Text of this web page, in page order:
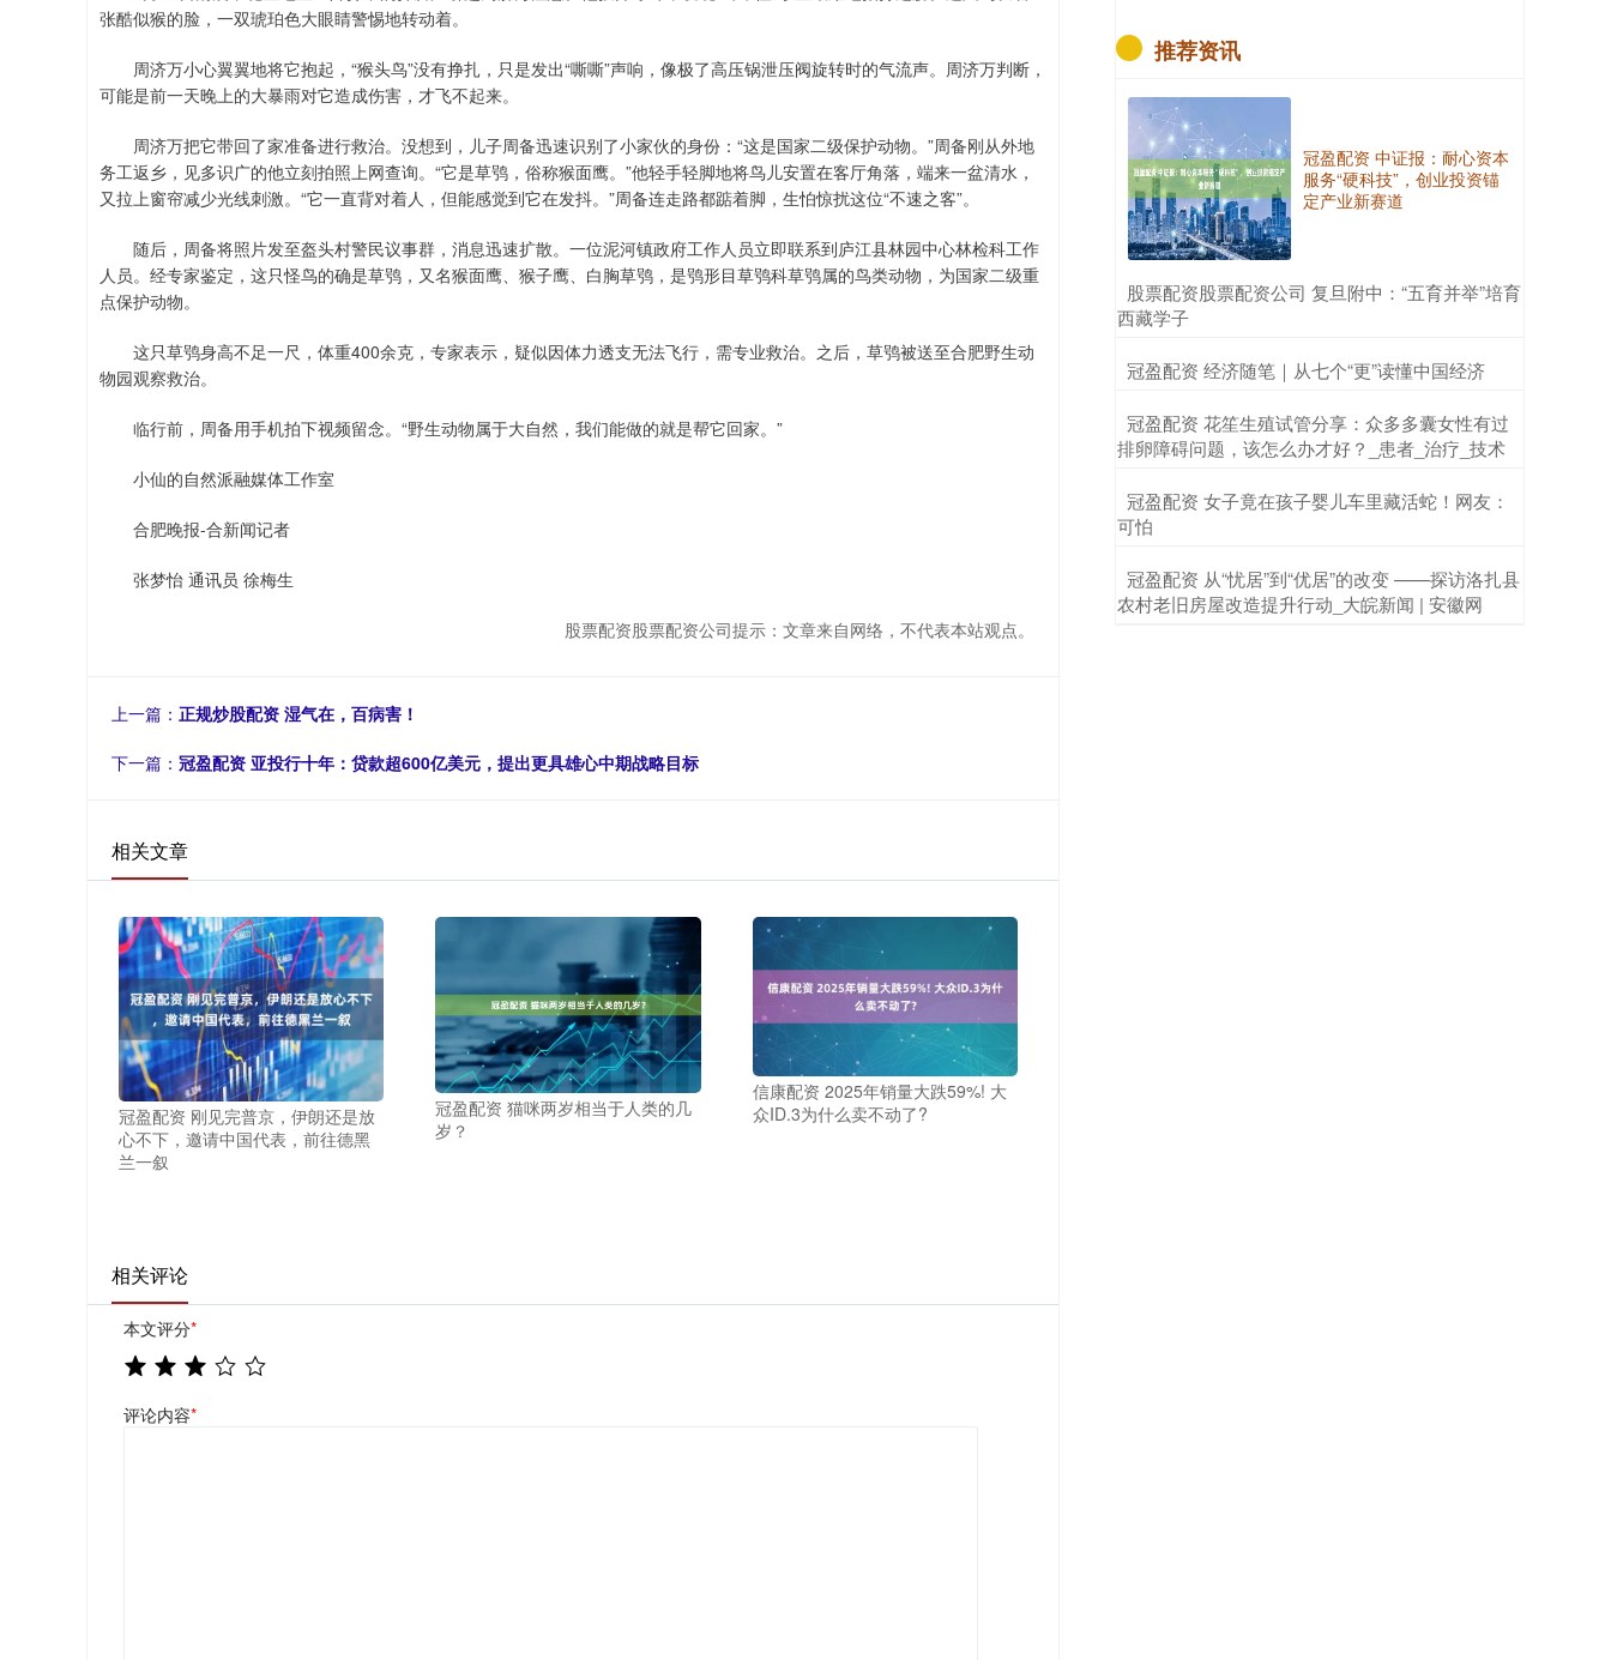
张酷似猴的脸，一双琥珀色大眼睛警惕地转动着。
周济万小心翼翼地将它抱起，“猴头鸟”没有挣扎，只是发出“嘶嘶”声响，像极了高压锅泄压阀旋转时的气流声。周济万判断，
可能是前一天晚上的大暴雨对它造成伤害，才飞不起来。
周济万把它带回了家准备进行救治。没想到，儿子周备迅速识别了小家伙的身份：“这是国家二级保护动物。”周备刚从外地
务工返乡，见多识广的他立刻拍照上网查询。“它是草鸮，俗称猴面鹰。”他轻手轻脚地将鸟儿安置在客厅角落，端来一盆清水，
又拉上窗帘减少光线刺激。“它一直背对着人，但能感觉到它在发抖。”周备连走路都踮着脚，生怕惊扰这位“不速之客”。
随后，周备将照片发至盔头村警民议事群，消息迅速扩散。一位泥河镇政府工作人员立即联系到庐江县林园中心林检科工作
人员。经专家鉴定，这只怪鸟的确是草鸮，又名猴面鹰、猴子鹰、白胸草鸮，是鸮形目草鸮科草鸮属的鸟类动物，为国家二级重
点保护动物。
这只草鸮身高不足一尺，体重400余克，专家表示，疑似因体力透支无法飞行，需专业救治。之后，草鸮被送至合肥野生动
物园观察救治。
临行前，周备用手机拍下视频留念。“野生动物属于大自然，我们能做的就是帮它回家。”
小仙的自然派融媒体工作室
合肥晚报-合新闻记者
张梦怡 通讯员 徐梅生
股票配资股票配资公司提示：文章来自网络，不代表本站观点。
上一篇： 正规炒股配资 湿气在，百病害！
下一篇： 冠盈配资 亚投行十年：贷款超600亿美元，提出更具雄心中期战略目标
相关文章
冠盈配资 刚见完普京，伊朗还是放
心不下，邀请中国代表，前往德黑
兰一叙
冠盈配资 猫咪两岁相当于人类的几
岁？
信康配资 2025年销量大跌59%! 大
众ID.3为什么卖不动了?
相关评论
本文评分*
评论内容*
推荐资讯
冠盈配资 中证报：耐心资本
服务“硬科技”，创业投资锚
定产业新赛道
​股票配资股票配资公司 复旦附中：“五育并举”培育
西藏学子
​冠盈配资 经济随笔｜从七个“更”读懂中国经济
​冠盈配资 花笙生殖试管分享：众多多囊女性有过
排卵障碍问题，该怎么办才好？_患者_治疗_技术
​冠盈配资 女子竟在孩子婴儿车里藏活蛇！网友：
可怕
​冠盈配资 从“忧居”到“优居”的改变 ——探访洛扎县
农村老旧房屋改造提升行动_大皖新闻 | 安徽网